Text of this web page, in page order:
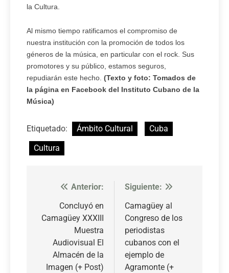
la Cultura.
Al mismo tiempo ratificamos el compromiso de
nuestra institución con la promoción de todos los
géneros de la música, en particular con el rock. Sus
promotores y su público, estamos seguros,
repudiarán este hecho. (Texto y foto: Tomados de
la página en Facebook del Instituto Cubano de la
Música)
Etiquetado: Ámbito Cultural
Cuba
Cultura
Navegación
entradas
Anterior:
Concluyó en
Camagüey XXXIII
Muestra
Audiovisual El
Almacén de la
Imagen (+ Post)
Siguiente:
Camagüey al
Congreso de los
periodistas
cubanos con el
ejemplo de
Agramonte (+